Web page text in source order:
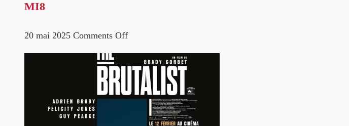
MI8
20 mai 2025 Comments Off